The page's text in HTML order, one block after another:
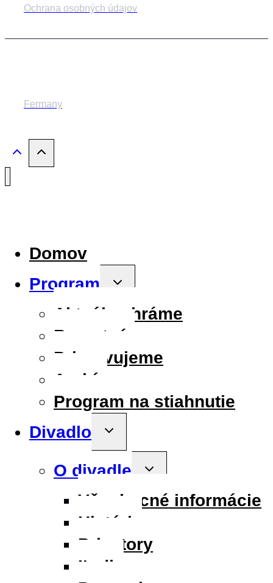
Ochrana osobných údajov
Fermany
Domov
Program
Toggle
Aktuálne hráme
Repertoár
Pripravujeme
Archív
Program na stiahnutie
Divadlo
Toggle
menu
O divadle
Toggle
Všeobecné informácie
História
Priestory
Ľudia